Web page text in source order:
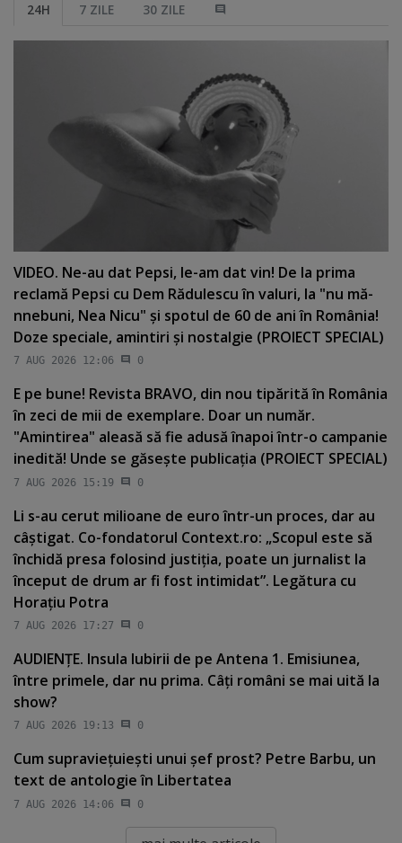
24H 7 ZILE 30 ZILE
VIDEO. Ne-au dat Pepsi, le-am dat vin! De la prima
reclamă Pepsi cu Dem Rădulescu în valuri, la "nu mă-
nnebuni, Nea Nicu" şi spotul de 60 de ani în România!
Doze speciale, amintiri şi nostalgie (PROIECT SPECIAL)
7 AUG 2026 12:06 0
E pe bune! Revista BRAVO, din nou tipărită în România
în zeci de mii de exemplare. Doar un număr.
"Amintirea" aleasă să fie adusă înapoi într-o campanie
inedită! Unde se găseşte publicaţia (PROIECT SPECIAL)
7 AUG 2026 15:19 0
Li s-au cerut milioane de euro într-un proces, dar au
câştigat. Co-fondatorul Context.ro: „Scopul este să
închidă presa folosind justiţia, poate un jurnalist la
început de drum ar fi fost intimidat”. Legătura cu
Horaţiu Potra
7 AUG 2026 17:27 0
AUDIENŢE. Insula Iubirii de pe Antena 1. Emisiunea,
între primele, dar nu prima. Câţi români se mai uită la
show?
7 AUG 2026 19:13 0
Cum supravieţuieşti unui şef prost? Petre Barbu, un
text de antologie în Libertatea
7 AUG 2026 14:06 0